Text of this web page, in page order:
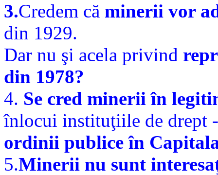
3.Credem că minerii vor
din 1929.
Dar nu şi acela privind
din 1978?
4. Se cred minerii în
înlocui instituţiile de drept
ordinii publice în
5.Minerii nu sunt